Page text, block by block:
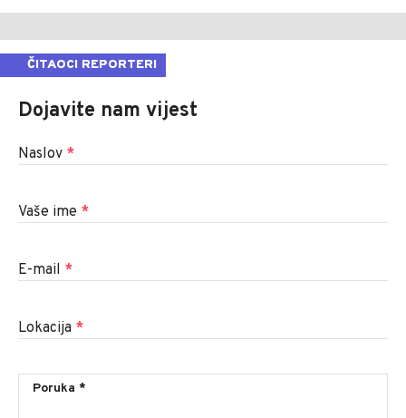
ČITAOCI REPORTERI
Dojavite nam vijest
Naslov *
Vaše ime *
E-mail *
Lokacija *